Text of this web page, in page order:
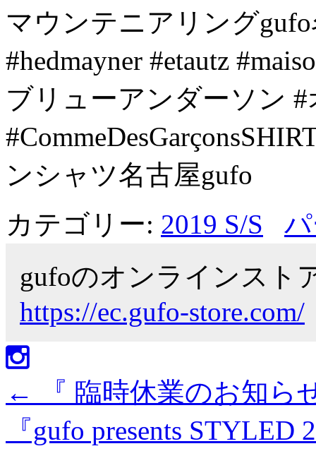
マウンテニアリング
#hedmayner #etautz
ブリューアンダーソン
ンシャツ名古屋gufo
カテゴリー: 2019 S/S
gufoのオンラインスト
https://ec.gufo-store.com/
←
『 臨時休業のお知ら
『gufo presents STYLED